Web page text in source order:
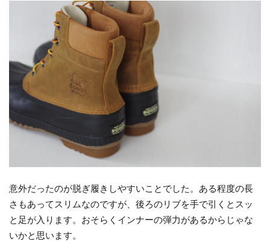
意外だったのが脱ぎ履きしやすいことでした。ある程度の長
さもあってスリムなのですが、後ろのリブを手で引くとスッ
と足が入ります。おそらくインナーの弾力があるからじゃな
いかと思います。